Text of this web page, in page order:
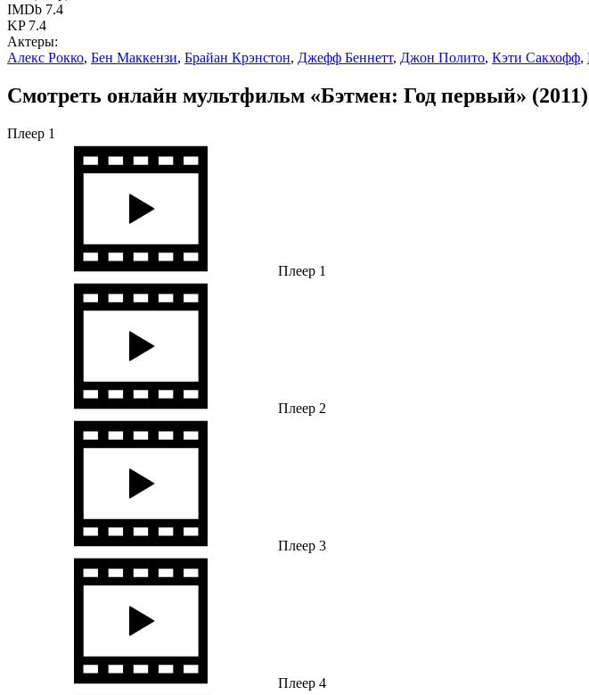
IMDb 7.4
KP 7.4
Актеры:
Алекс Рокко, Бен Маккензи, Брайан Крэнстон, Джефф Беннетт, Джон Полито, Кэти Сакхофф,
Смотреть онлайн мультфильм «Бэтмен: Год первый» (2011)
Плеер 1
Плеер 1
Плеер 2
Плеер 3
Плеер 4